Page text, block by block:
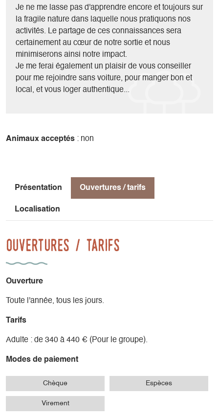
En hiver, le Mont Aiguille retrouve sa solitude, l'ascension
est plus longue (environ 10h en tout) et plus technique, sa
difficulté dépend alors beaucoup des conditions de neige.
En général, je ne peux donc emmener que 2 clients ayant
déjà une petite expérience de l'alpinisme (cramponnage et
très bonne forme physique).
Je ne me lasse pas d'apprendre encore et toujours sur
la fragile nature dans laquelle nous pratiquons nos
activités. Le partage de ces connaissances sera
certainement au cœur de notre sortie et nous
minimiserons ainsi notre impact.
Je me ferai également un plaisir de vous conseiller
pour me rejoindre sans voiture, pour manger bon et
local, et vous loger authentique...
Animaux acceptés : non
Présentation Ouvertures / tarifs
Localisation
Ouvertures / tarifs
Ouverture
Toute l'année, tous les jours.
Tarifs
Adulte : de 340 à 440 € (Pour le groupe).
Modes de paiement
Chèque Espèces
Virement